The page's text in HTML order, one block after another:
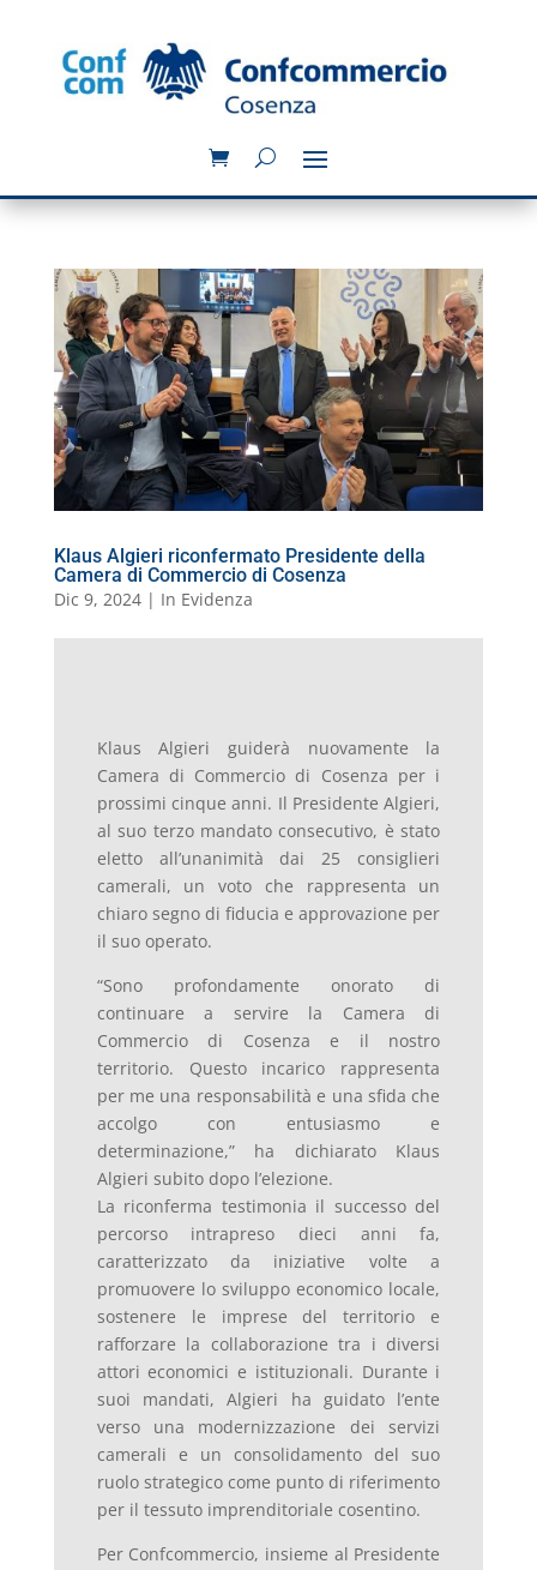
Klaus Algieri riconfermato Presidente della
Camera di Commercio di Cosenza
Dic 9, 2024| In Evidenza
Klaus Algieri guiderà nuovamente la
Camera di Commercio di Cosenza per i
prossimi cinque anni. Il Presidente Algieri,
al suo terzo mandato consecutivo, è stato
eletto all’unanimità dai 25 consiglieri
camerali, un voto che rappresenta un
chiaro segno di fiducia e approvazione per
il suo operato.
“Sono profondamente onorato di
continuare a servire la Camera di
Commercio di Cosenza e il nostro
territorio. Questo incarico rappresenta
per me una responsabilità e una sfida che
accolgo con entusiasmo e
determinazione,” ha dichiarato Klaus
Algieri subito dopo l’elezione.
La riconferma testimonia il successo del
percorso intrapreso dieci anni fa,
caratterizzato da iniziative volte a
promuovere lo sviluppo economico locale,
sostenere le imprese del territorio e
rafforzare la collaborazione tra i diversi
attori economici e istituzionali. Durante i
suoi mandati, Algieri ha guidato l’ente
verso una modernizzazione dei servizi
camerali e un consolidamento del suo
ruolo strategico come punto di riferimento
per il tessuto imprenditoriale cosentino.
Per Confcommercio, insieme al Presidente